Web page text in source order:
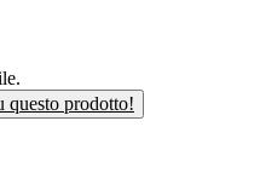
questo prodotto!